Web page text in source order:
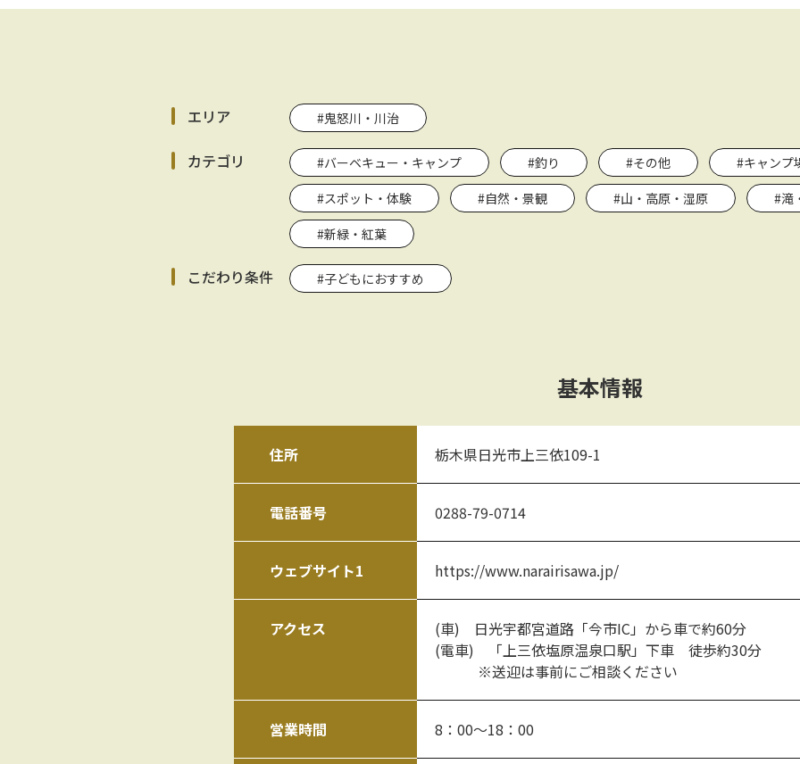
エリア #鬼怒川・川治
カテゴリ #バーベキュー・キャンプ #釣り #その他
#キャンプ
#スポット・体験
#自然・景観 #山・高原・湿原
#滝
#新緑・紅葉
こだわり条件 #子どもにおすすめ
基本情報
住所 栃木県日光市上三依109-1
電話番号 0288-79-0714
ウェブサイト1 https://www.narairisawa.jp/
アクセス
(車) 日光宇都宮道路「今市IC」から車で約60分
(電車) 「上三依塩原温泉口駅」下車 徒歩約30分
※送迎は事前にご相談ください
営業時間 8：00～18：00